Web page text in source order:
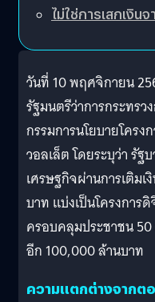
ไม่ใช่การเสกเงิน
วันที่ 10 พฤศจิกายน
รัฐมนตรีว่าการกระทร
กรรมการนโยบายโคร
วอลเล็ต โดยระบุว่า รั
เศรษฐกิจผ่านการเติมเ
บาท แบ่งเป็นโครงการ
ครอบคลุมประชาชน
อีก 100,000 ล้านบาท
ความแตกต่างจากต